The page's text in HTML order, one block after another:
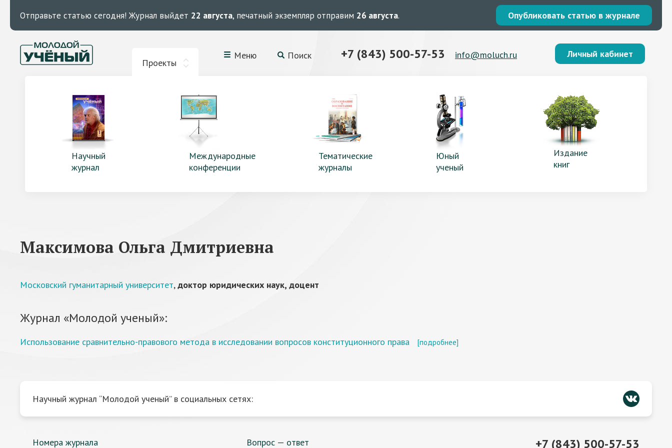
Отправьте статью сегодня! Журнал выйдет 22 августа, печатный экземпляр отправим 26 августа. Опубликовать статью в журнале
Проекты
Меню Поиск +7 (843) 500-57-53 info@moluch.ru Личный кабинет
Научный
журнал
Международные
конференции
Тематические
журналы
Юный
ученый
Издание
книг
Максимова Ольга Дмитриевна
Московский гуманитарный университет,доктор юридических наук, доцент
Журнал «Молодой ученый»:
Использование сравнительно-правового метода в исследовании вопросов конституционного права [подробнее]
Научный журнал “Молодой ученый” в социальных сетях:
Номера журнала Вопрос — ответ +7 (843) 500-57-53